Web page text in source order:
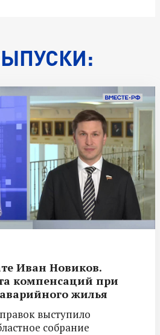
Иван Новиков.
компенсаций при
жилья
выступило
собрание